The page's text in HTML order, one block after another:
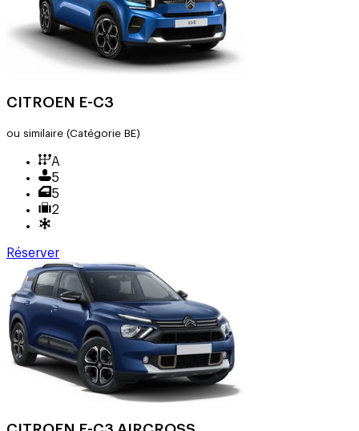
CITROEN E-C3
ou similaire (Catégorie BE)
A
5
5
2
Réserver